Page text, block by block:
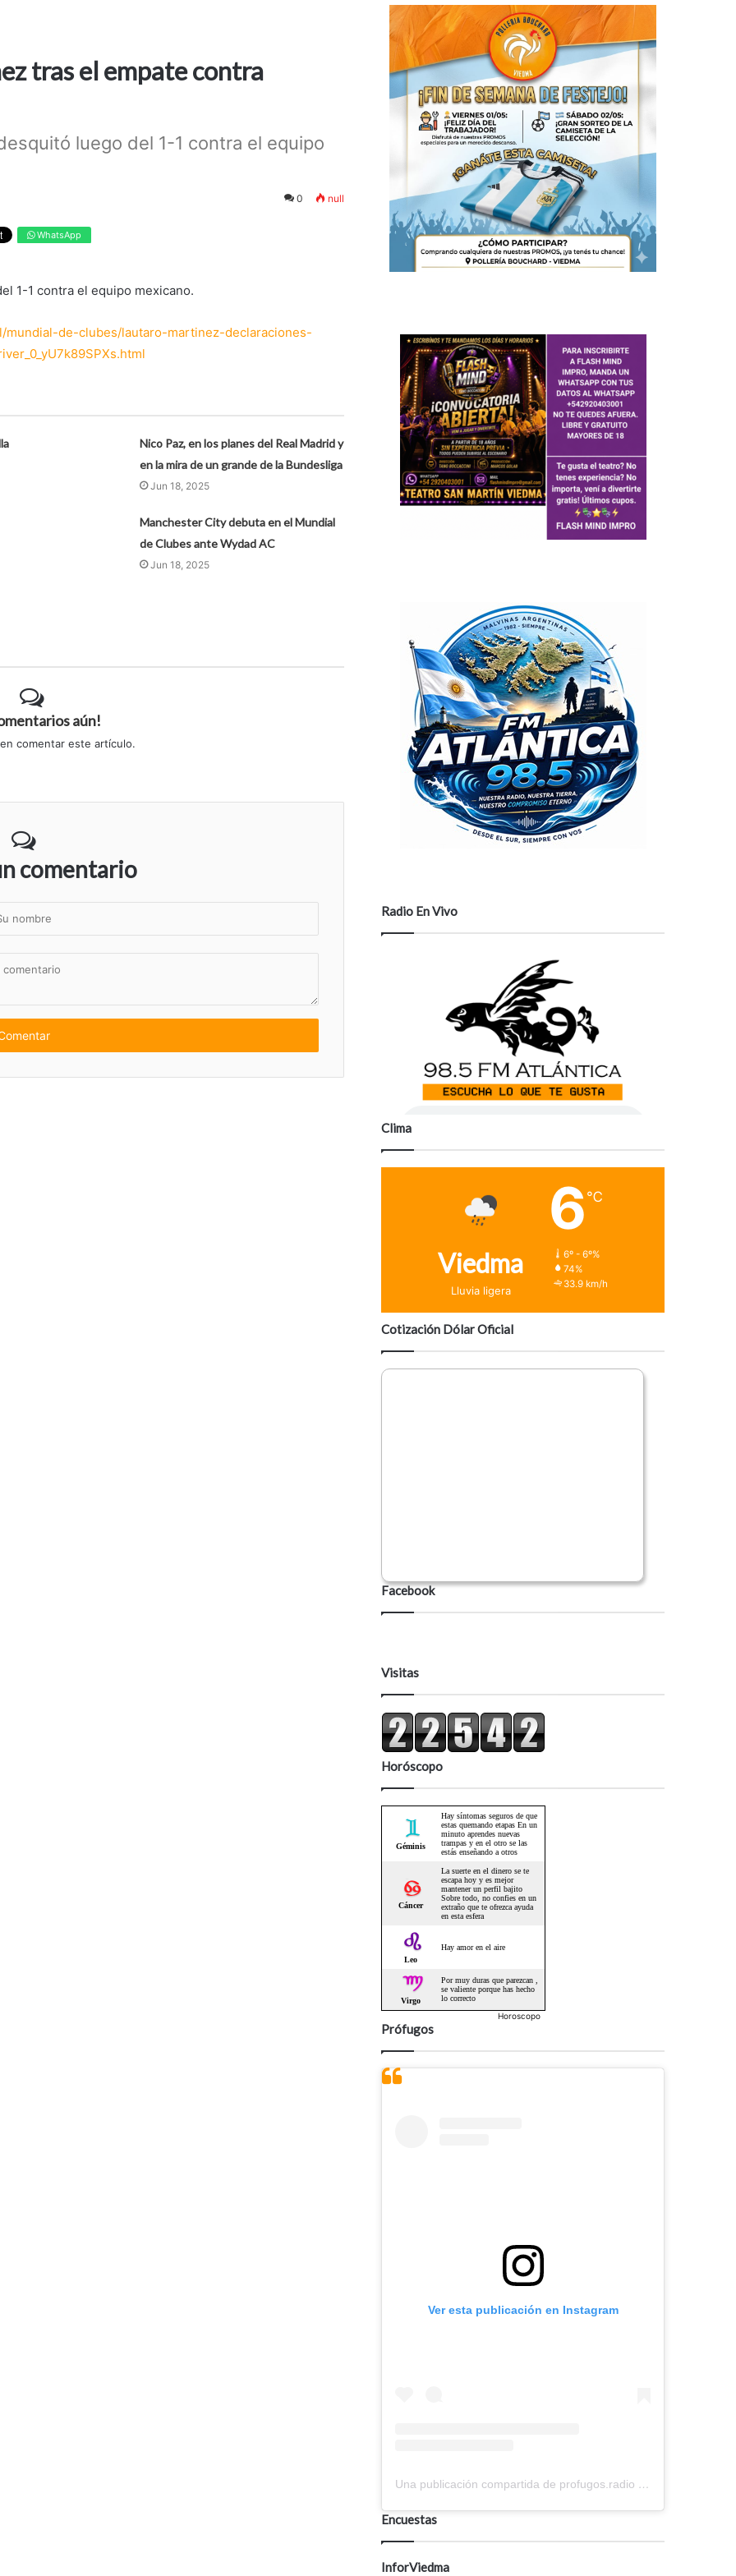
tras el empate contra
luego del 1-1 contra el equipo
0 null
WhatsApp
1-1 contra el equipo mexicano.
de-clubes/lautaro-martinez-declaraciones-
Nico Paz, en los planes del Real Madrid y
en la mira de un grande de la Bundesliga
Jun 18, 2025
Manchester City debuta en el Mundial
de Clubes ante Wydad AC
Jun 18, 2025
aún!
comentar este artículo.
comentario
Radio En Vivo
Clima
Viedma
Lluvia ligera
6 ℃
6º - 6º%
74%
33.9 km/h
Cotización Dólar Oficial
Facebook
Visitas
Horóscopo
Horoscopo
Prófugos
Ver esta publicación en Instagram
Una publicación compartida de profugos.radio (@profugos.radio)
Encuestas
InforViedma